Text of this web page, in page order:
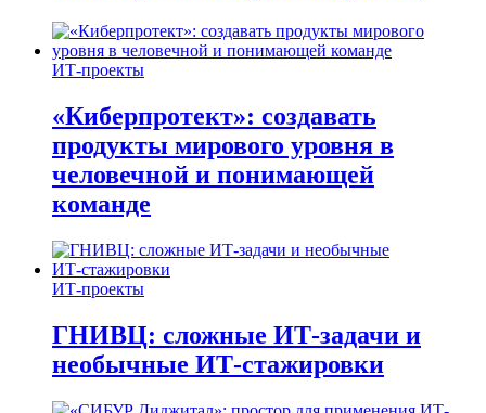
ИТ-проекты
«Киберпротект»: создавать
продукты мирового уровня в
человечной и понимающей
команде
ИТ-проекты
ГНИВЦ: сложные ИТ‑задачи и
необычные ИТ‑стажировки